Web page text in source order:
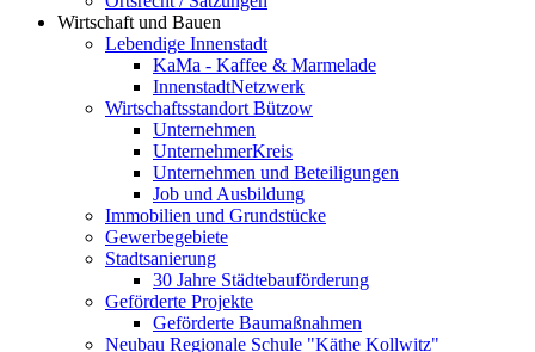
Wirtschaft und Bauen
Lebendige Innenstadt
KaMa - Kaffee & Marmelade
InnenstadtNetzwerk
Wirtschaftsstandort Bützow
Unternehmen
UnternehmerKreis
Unternehmen und Beteiligungen
Job und Ausbildung
Immobilien und Grundstücke
Gewerbegebiete
Stadtsanierung
30 Jahre Städtebauförderung
Geförderte Projekte
Geförderte Baumaßnahmen
Neubau Regionale Schule "Käthe Kollwitz"